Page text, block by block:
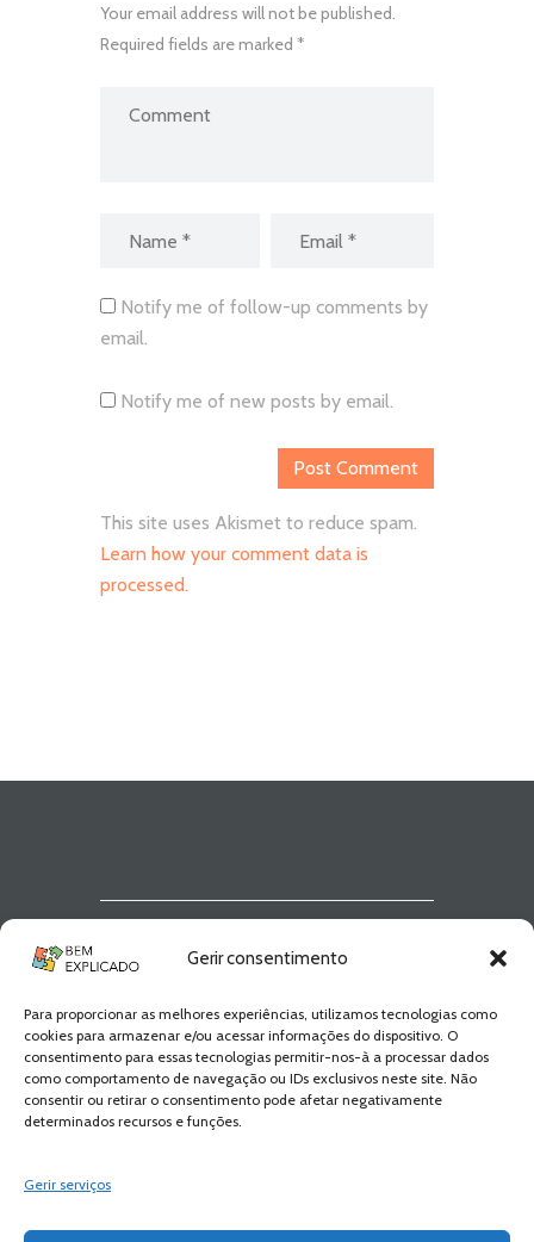
Gerir consentimento
Para proporcionar as melhores experiências, utilizamos tecnologias como
cookies para armazenar e/ou acessar informações do dispositivo. O
consentimento para essas tecnologias permitir-nos-à a processar dados
como comportamento de navegação ou IDs exclusivos neste site. Não
consentir ou retirar o consentimento pode afetar negativamente
determinados recursos e funções.
Gerir serviços
Your email address will not be published.
Required fields are marked *
Notify me of follow-up comments by
email.
Notify me of new posts by email.
This site uses Akismet to reduce spam.
Learn how your comment data is
processed.
Newsletter Bem
Explicado
Fica a par de todas as novidades! Zero
Spam, apenas novidades e novos
conteúdos!